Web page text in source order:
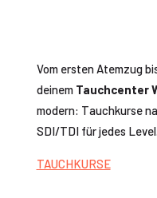
Vom ersten Atemzug
deinem Tauchcenter
modern: Tauchkurse
SDI/TDI für jedes Level.
TAUCHKURSE